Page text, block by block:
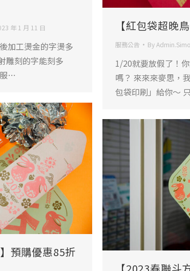
年 1 月 11 日
加工燙金的字燙多
雕刻的字能刻多
…
【紅包袋超晚
服務公告 By
1/20就要放假了！
嗎？ 來來來麥思，
包袋印刷」給你～
預購優惠85折